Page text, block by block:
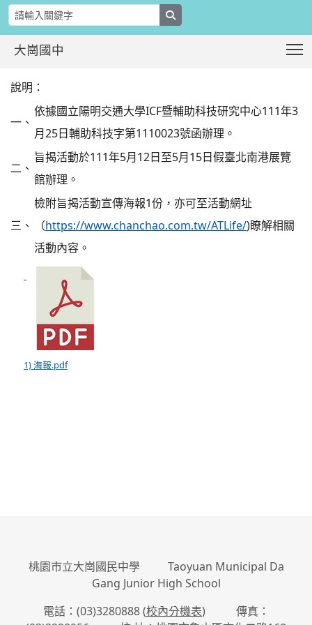
大崗國中
轉知有關國立陽明交通大學ICF暨輔助
說明：
一、
依據國立陽明交通大學ICF暨輔助科技研究中心111年3
月25日輔助科技字第1110023號函辦理。
二、
旨揭活動於111年5月12日至5月15日假臺北南港展覽
館辦理。
三、
檢附旨揭活動宣傳海報1份，亦可至活動網址
（https://www.chanchao.com.tw/ATLife/)瞭解相關
活動內容。
1) 海報.pdf
桃園市立大崗國民中學 Taoyuan Municipal Da
Gang Junior High School
電話：(03)3280888 (校內分機表) 傳真：